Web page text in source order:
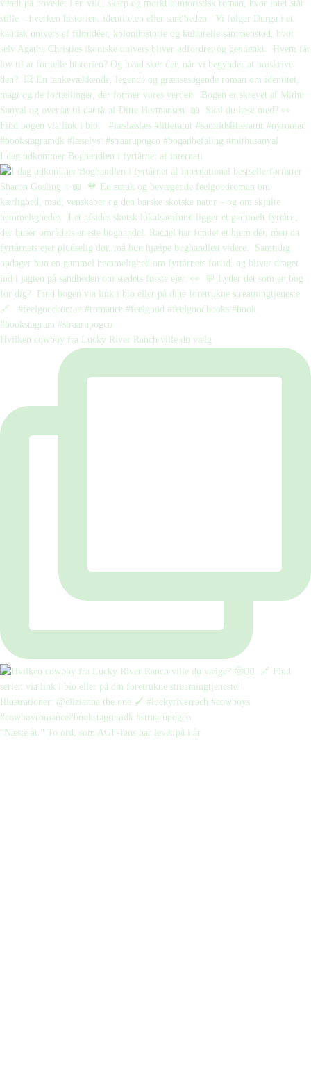
I dag udkommer Boghandlen i fyrtårnet af internati
Hvilken cowboy fra Lucky River Ranch ville du vælg
“Næste år.” To ord, som AGF-fans har levet på i år